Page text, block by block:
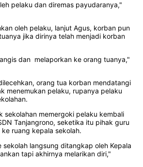
pelaku dan diremas payudaranya,"
oleh pelaku, lanjut Agus, korban pun
jika dirinya telah menjadi korban
dan melaporkan ke orang tuanya,"
orang tua korban mendatangi
menemukan pelaku, rupanya pelaku
sekolahan memergoki pelaku kembali
Tanjangrono, seketika itu pihak guru
ruang kepala sekolah.
langsung ditangkap oleh Kepala
tapi akhirnya melarikan diri,"